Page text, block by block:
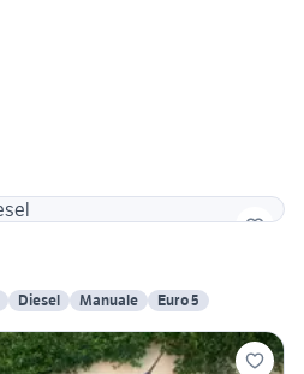
Diesel Manuale Euro 5